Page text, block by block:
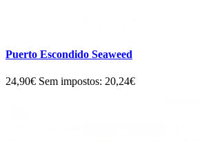
Puerto Escondido Seaweed
24,90€ Sem impostos: 20,24€